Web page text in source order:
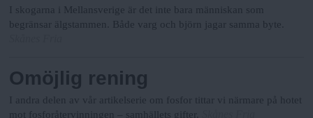
I skogarna i Mellansverige är det inte bara människan som
begränsar älgstammen. Både varg och björn jagar samma byte.
Omöjlig rening
I andra delen av vår artikelserie om fosfor tittar vi närmare på hotet
mot fosforåtervinningen – samhällets gifter.